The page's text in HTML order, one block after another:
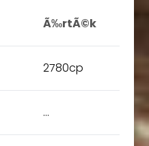
Ã‰rtÃ©k
2780cp
…